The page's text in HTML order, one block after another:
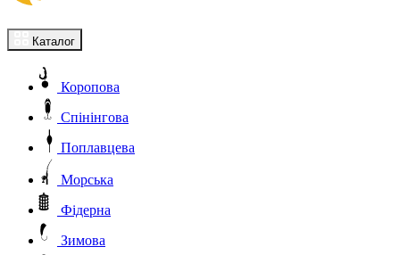
Каталог
Коропова
Спінінгова
Поплавцева
Морська
Фідерна
Зимова